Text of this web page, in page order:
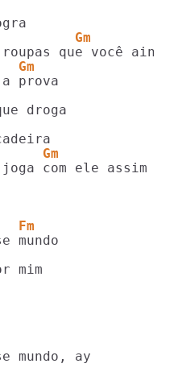
Gm
Gm
Fm
Gm
com ele assim
mundo, ay